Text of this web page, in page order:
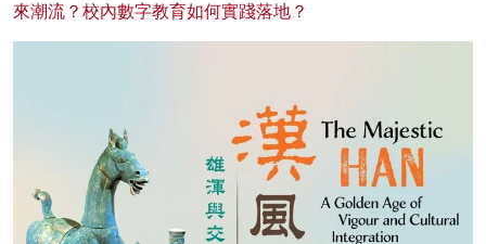
來潮流？校內數字教育如何實踐落地？